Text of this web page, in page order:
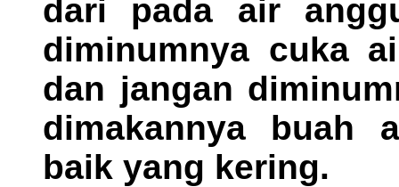
dari pada air
diminumnya cuka
dan jangan
dimakannya buah
baik yang kering.